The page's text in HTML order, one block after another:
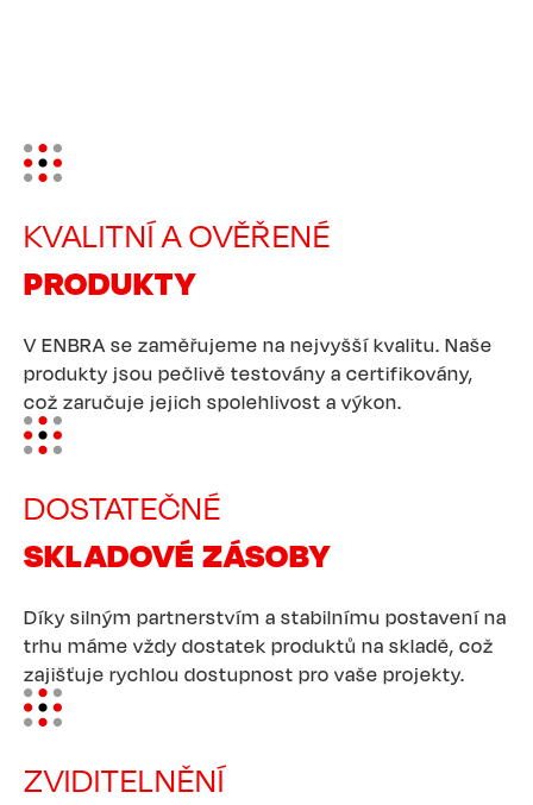
Image
KVALITNÍ A OVĚŘENÉ
PRODUKTY
V ENBRA se zaměřujeme na nejvyšší kvalitu. Naše
produkty jsou pečlivě testovány a certifikovány,
což zaručuje jejich spolehlivost a výkon.
Image
DOSTATEČNÉ
SKLADOVÉ ZÁSOBY
Díky silným partnerstvím a stabilnímu postavení na
trhu máme vždy dostatek produktů na skladě, což
zajišťuje rychlou dostupnost pro vaše projekty.
Image
ZVIDITELNĚNÍ